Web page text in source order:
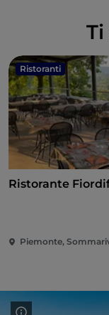
Ristoranti
Ristorante
Piemonte,